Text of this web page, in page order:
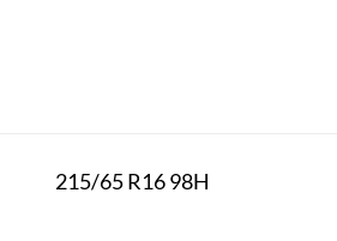
215/65 R16 98H